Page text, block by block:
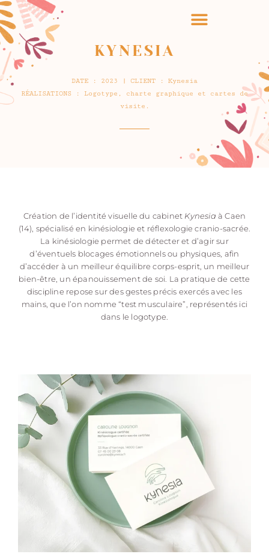
KYNESIA
DATE : 2023 | CLIENT : Kynesia
RÉALISATIONS : Logotype, charte graphique et cartes de
visite.
Création de l’identité visuelle du cabinet Kynesia à Caen
(14), spécialisé en kinésiologie et réflexologie cranio-sacrée.
La kinésiologie permet de détecter et d’agir sur
d’éventuels blocages émotionnels ou physiques, afin
d’accéder à un meilleur équilibre corps-esprit, un meilleur
bien-être, un épanouissement de soi. La pratique de cette
discipline repose sur des gestes précis exercés avec les
mains, que l’on nomme “test musculaire”, représentés ici
dans le logotype.